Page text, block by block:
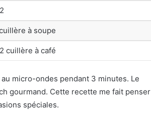
à soupe
cuillère à café
micro-ondes pendant 3 minutes. Le
gourmand. Cette recette me fait penser
spéciales.